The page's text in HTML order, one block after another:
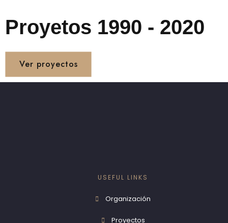
Proyetos 1990 - 2020
Ver proyectos
USEFUL LINKS
Organización
Proyectos